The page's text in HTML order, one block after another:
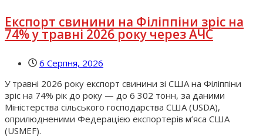
Експорт свинини на Філіппіни зріс на
74% у травні 2026 року через АЧС
6 Серпня, 2026
У травні 2026 року експорт свинини зі США на Філіппіни
зріс на 74% рік до року — до 6 302 тонн, за даними
Міністерства сільського господарства США (USDA),
оприлюдненими Федерацією експортерів м’яса США
(USMEF).